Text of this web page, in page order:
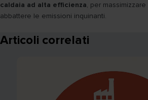
caldaia ad alta efficienza, per
abbattere le emissioni inquinanti.
Articoli correlati